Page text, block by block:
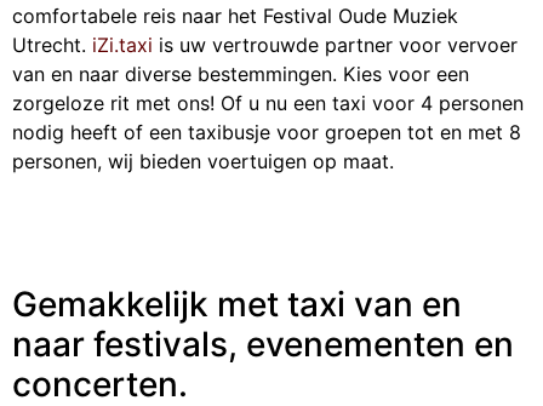
comfortabele reis naar het Festival Oude Muziek
Utrecht. iZi.taxi is uw vertrouwde partner voor vervoer
van en naar diverse bestemmingen. Kies voor een
zorgeloze rit met ons! Of u nu een taxi voor 4 personen
nodig heeft of een taxibusje voor groepen tot en met 8
personen, wij bieden voertuigen op maat.
Gemakkelijk met taxi van en
naar festivals, evenementen en
concerten.